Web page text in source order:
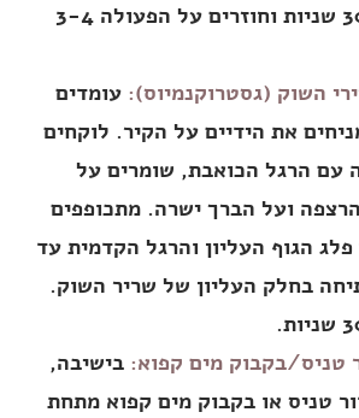
מחזיקים 30 שניות וחוזרים על הפעולה 3-4
השוק (גסטרוקנמיוס):עומדים
את הידיים על הקיר. לוקחים
עם הרגל הכואבת, שומרים על
ועל הברך ישרה. מתכופפים
הגוף העליון והרגל הקדמית עד
בחלק העליון של שריר השוק.
טניס/בקבוק מים קפוא:בישיבה,
טניס או בקבוק מים קפוא מתחת